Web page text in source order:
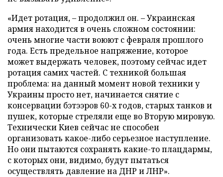
«Идет ротация, – продолжил он. – Украинская
армия находится в очень сложном состоянии:
очень многие части воюют с февраля прошлого
года. Есть предельное напряжение, которое
может выдержать человек, поэтому сейчас идет
ротация самих частей. С техникой большая
проблема: на данный момент новой техники у
Украины просто нет, начинается снятие с
консервации бэтээров 60-х годов, старых танков и
пушек, которые стреляли еще во Вторую мировую.
Технически Киев сейчас не способен
организовать какое-либо серьезное наступление.
Но они пытаются сохранять какие-то плацдармы,
с которых они, видимо, будут пытаться
осуществлять давление на ДНР и ЛНР».